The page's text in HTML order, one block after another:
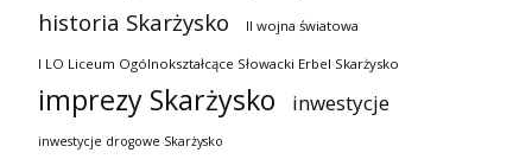
historia Skarżysko II wojna światowa
I LO Liceum Ogólnokształcące Słowacki Erbel Skarżysko
imprezy Skarżysko inwestycje
inwestycje drogowe Skarżysko